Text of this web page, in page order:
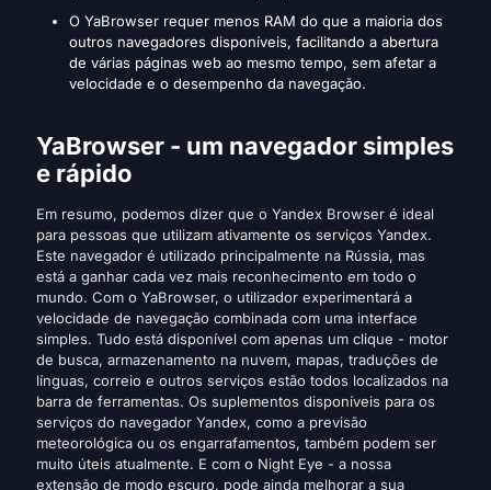
O YaBrowser requer menos RAM do que a maioria dos
outros navegadores disponíveis, facilitando a abertura
de várias páginas web ao mesmo tempo, sem afetar a
velocidade e o desempenho da navegação.
YaBrowser - um navegador simples
e rápido
Em resumo, podemos dizer que o Yandex Browser é ideal
para pessoas que utilizam ativamente os serviços Yandex.
Este navegador é utilizado principalmente na Rússia, mas
está a ganhar cada vez mais reconhecimento em todo o
mundo. Com o YaBrowser, o utilizador experimentará a
velocidade de navegação combinada com uma interface
simples. Tudo está disponível com apenas um clique - motor
de busca, armazenamento na nuvem, mapas, traduções de
línguas, correio e outros serviços estão todos localizados na
barra de ferramentas. Os suplementos disponíveis para os
serviços do navegador Yandex, como a previsão
meteorológica ou os engarrafamentos, também podem ser
muito úteis atualmente. E com o Night Eye - a nossa
extensão de modo escuro, pode ainda melhorar a sua